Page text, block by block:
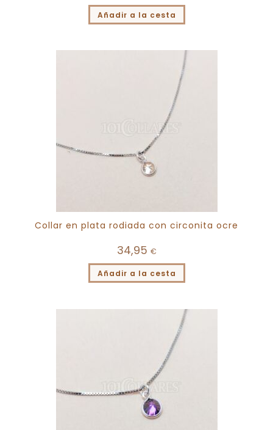
Añadir a la cesta
Collar en plata rodiada con circonita ocre
34,95 €
Añadir a la cesta